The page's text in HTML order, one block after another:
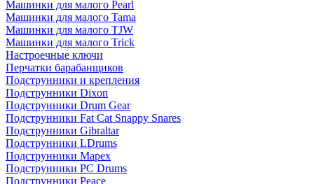
Машинки для малого Pearl
Машинки для малого Tama
Машинки для малого TJW
Машинки для малого Trick
Настроечные ключи
Перчатки барабанщиков
Подструнники и крепления
Подструнники Dixon
Подструнники Drum Gear
Подструнники Fat Cat Snappy Snares
Подструнники Gibraltar
Подструнники LDrums
Подструнники Mapex
Подструнники PC Drums
Подструнники Peace